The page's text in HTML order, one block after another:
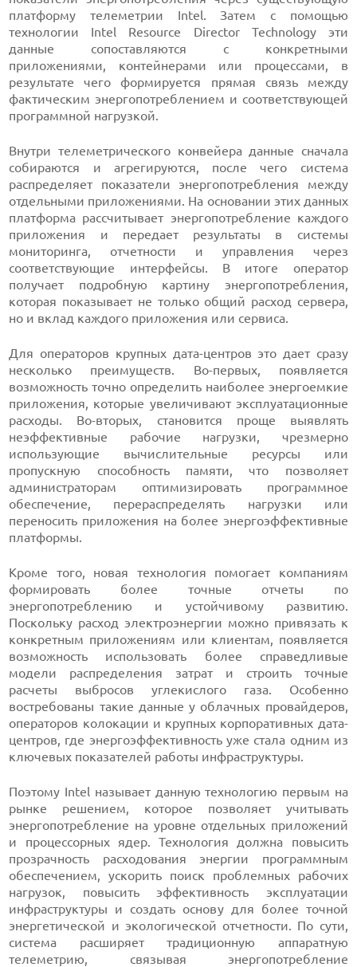
платформу телеметрии Intel. Затем с помощью
технологии Intel Resource Director Technology эти
данные сопоставляются с конкретными
приложениями, контейнерами или процессами, в
результате чего формируется прямая связь между
фактическим энергопотреблением и соответствующей
программной нагрузкой.
Внутри телеметрического конвейера данные сначала
собираются и агрегируются, после чего система
распределяет показатели энергопотребления между
отдельными приложениями. На основании этих данных
платформа рассчитывает энергопотребление каждого
приложения и передает результаты в системы
мониторинга, отчетности и управления через
соответствующие интерфейсы. В итоге оператор
получает подробную картину энергопотребления,
которая показывает не только общий расход сервера,
но и вклад каждого приложения или сервиса.
Для операторов крупных дата-центров это дает сразу
несколько преимуществ. Во-первых, появляется
возможность точно определить наиболее энергоемкие
приложения, которые увеличивают эксплуатационные
расходы. Во-вторых, становится проще выявлять
неэффективные рабочие нагрузки, чрезмерно
использующие вычислительные ресурсы или
пропускную способность памяти, что позволяет
администраторам оптимизировать программное
обеспечение, перераспределять нагрузки или
переносить приложения на более энергоэффективные
платформы.
Кроме того, новая технология помогает компаниям
формировать более точные отчеты по
энергопотреблению и устойчивому развитию.
Поскольку расход электроэнергии можно привязать к
конкретным приложениям или клиентам, появляется
возможность использовать более справедливые
модели распределения затрат и строить точные
расчеты выбросов углекислого газа. Особенно
востребованы такие данные у облачных провайдеров,
операторов колокации и крупных корпоративных дата-
центров, где энергоэффективность уже стала одним из
ключевых показателей работы инфраструктуры.
Поэтому Intel называет данную технологию первым на
рынке решением, которое позволяет учитывать
энергопотребление на уровне отдельных приложений
и процессорных ядер. Технология должна повысить
прозрачность расходования энергии программным
обеспечением, ускорить поиск проблемных рабочих
нагрузок, повысить эффективность эксплуатации
инфраструктуры и создать основу для более точной
энергетической и экологической отчетности. По сути,
система расширяет традиционную аппаратную
телеметрию, связывая энергопотребление